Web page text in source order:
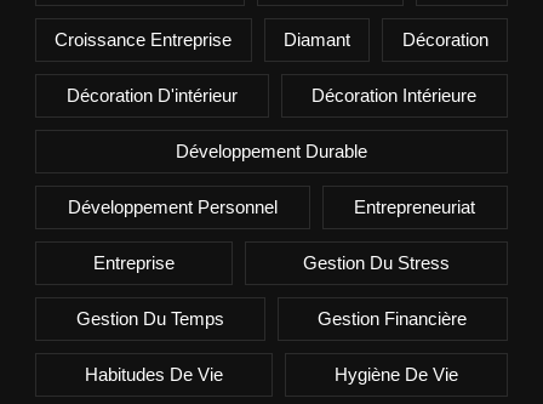
Croissance Entreprise Diamant Décoration
Décoration D'intérieur Décoration Intérieure
Développement Durable
Développement Personnel Entrepreneuriat
Entreprise Gestion Du Stress
Gestion Du Temps Gestion Financière
Habitudes De Vie Hygiène De Vie